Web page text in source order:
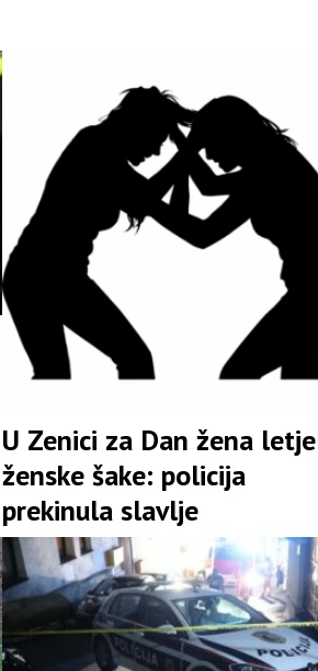
U Zenici za Dan žena
ženske šake: policija
prekinula slavlje